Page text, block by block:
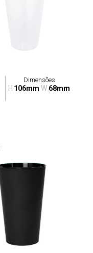
Dimensões
H 106mm W 68mm